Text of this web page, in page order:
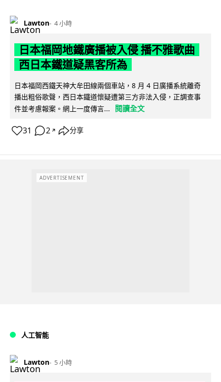
Lawton 4 小時
日本福岡地鐵廣播被入侵 播不雅歌曲
西日本鐵道疑黑客所為
日本福岡西鐵天神大牟田線兩個車站，8 月 4 日廣播系統離奇
播出粗俗歌聲，西日本鐵道懷疑遭第三方非法入侵，正調查事
件並考慮報案。網上一度傳言...
閱讀全文
31 2 ↗ 分享
ADVERTISEMENT
人工智能
Lawton 5 小時